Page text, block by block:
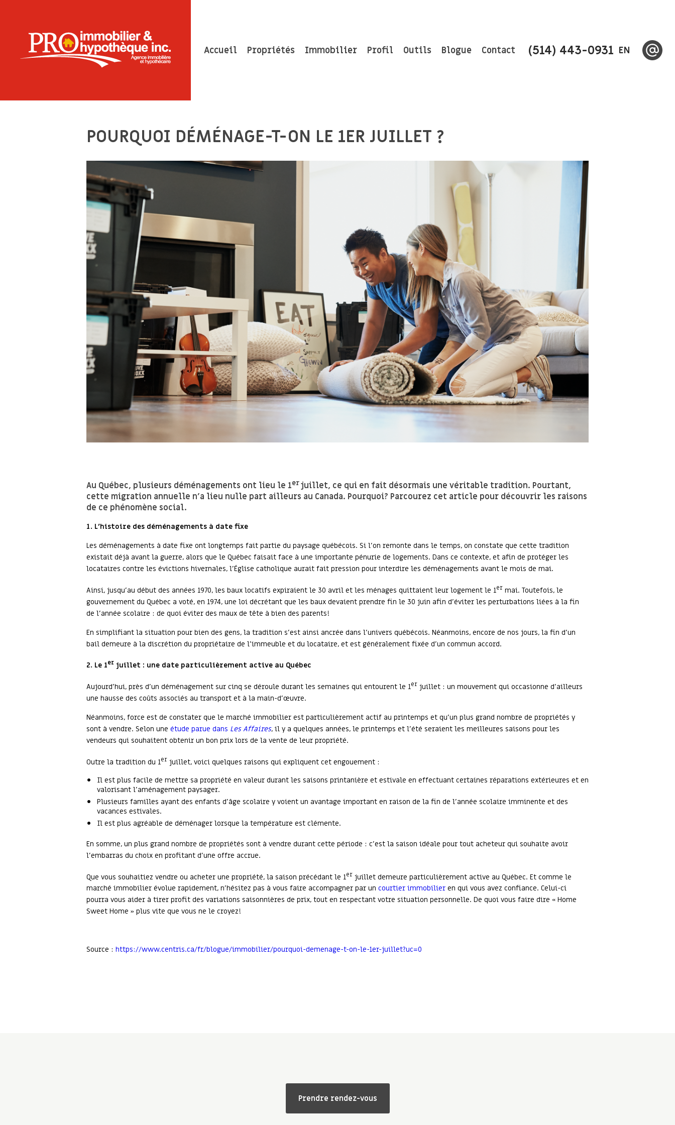
Accueil Propriétés Immobilier Profil Outils Blogue Contact (514) 443-0931 EN
POURQUOI DÉMÉNAGE-T-ON LE 1ER JUILLET ?
Au Québec, plusieurs déménagements ont lieu le 1erjuillet, ce qui en fait désormais une véritable tradition. Pourtant,
cette migration annuelle n’a lieu nulle part ailleurs au Canada. Pourquoi? Parcourez cet article pour découvrir les raisons
de ce phénomène social.
1. L’histoire des déménagements à date fixe
Les déménagements à date fixe ont longtemps fait partie du paysage québécois. Si l’on remonte dans le temps, on constate que cette tradition
existait déjà avant la guerre, alors que le Québec faisait face à une importante pénurie de logements. Dans ce contexte, et afin de protéger les
locataires contre les évictions hivernales, l’Église catholique aurait fait pression pour interdire les déménagements avant le mois de mai.
Ainsi, jusqu’au début des années 1970, les baux locatifs expiraient le 30 avril et les ménages quittaient leur logement le 1er mai. Toutefois, le
gouvernement du Québec a voté, en 1974, une loi décrétant que les baux devaient prendre fin le 30 juin afin d’éviter les perturbations liées à la fin
de l’année scolaire : de quoi éviter des maux de tête à bien des parents!
En simplifiant la situation pour bien des gens, la tradition s’est ainsi ancrée dans l’univers québécois. Néanmoins, encore de nos jours, la fin d’un
bail demeure à la discrétion du propriétaire de l’immeuble et du locataire, et est généralement fixée d’un commun accord.
2. Le 1er juillet : une date particulièrement active au Québec
Aujourd’hui, près d’un déménagement sur cinq se déroule durant les semaines qui entourent le 1er juillet : un mouvement qui occasionne d’ailleurs
une hausse des coûts associés au transport et à la main-d’œuvre.
Néanmoins, force est de constater que le marché immobilier est particulièrement actif au printemps et qu’un plus grand nombre de propriétés y
sont à vendre. Selon une étude parue dans Les Affaires, il y a quelques années, le printemps et l’été seraient les meilleures saisons pour les
vendeurs qui souhaitent obtenir un bon prix lors de la vente de leur propriété.
Outre la tradition du 1er juillet, voici quelques raisons qui expliquent cet engouement :
Il est plus facile de mettre sa propriété en valeur durant les saisons printanière et estivale en effectuant certaines réparations extérieures et en
valorisant l’aménagement paysager.
Plusieurs familles ayant des enfants d’âge scolaire y voient un avantage important en raison de la fin de l’année scolaire imminente et des
vacances estivales.
Il est plus agréable de déménager lorsque la température est clémente.
En somme, un plus grand nombre de propriétés sont à vendre durant cette période : c’est la saison idéale pour tout acheteur qui souhaite avoir
l’embarras du choix en profitant d’une offre accrue.
Que vous souhaitiez vendre ou acheter une propriété, la saison précédant le 1er juillet demeure particulièrement active au Québec. Et comme le
marché immobilier évolue rapidement, n’hésitez pas à vous faire accompagner par un courtier immobilier en qui vous avez confiance. Celui-ci
pourra vous aider à tirer profit des variations saisonnières de prix, tout en respectant votre situation personnelle. De quoi vous faire dire « Home
Sweet Home » plus vite que vous ne le croyez!
Source : https://www.centris.ca/fr/blogue/immobilier/pourquoi-demenage-t-on-le-1er-juillet?uc=0
Prendre rendez-vous